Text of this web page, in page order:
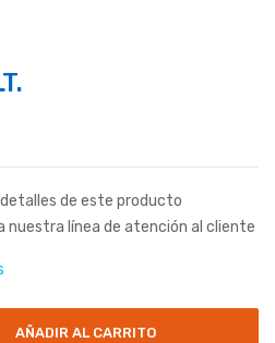
de este producto
nuestra línea de atención al cliente
AÑADIR AL CARRITO